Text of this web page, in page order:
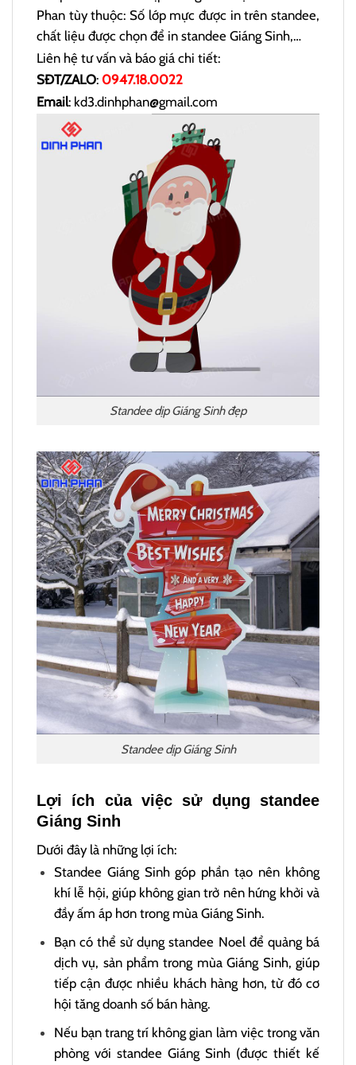
Phan tùy thuộc: Số lớp mực được in trên standee,
chất liệu được chọn để in standee Giáng Sinh,…
Liên hệ tư vấn và báo giá chi tiết:
SĐT/ZALO: 0947.18.0022
Email: kd3.dinhphan@gmail.com
Standee dịp Giáng Sinh đẹp
Standee dịp Giáng Sinh
Lợi ích của việc sử dụng standee
Giáng Sinh
Dưới đây là những lợi ích:
Standee Giáng Sinh góp phần tạo nên không
khí lễ hội, giúp không gian trở nên hứng khởi và
đầy ấm áp hơn trong mùa Giáng Sinh.
Bạn có thể sử dụng standee Noel để quảng bá
dịch vụ, sản phẩm trong mùa Giáng Sinh, giúp
tiếp cận được nhiều khách hàng hơn, từ đó cơ
hội tăng doanh số bán hàng.
Nếu bạn trang trí không gian làm việc trong văn
phòng với standee Giáng Sinh (được thiết kế